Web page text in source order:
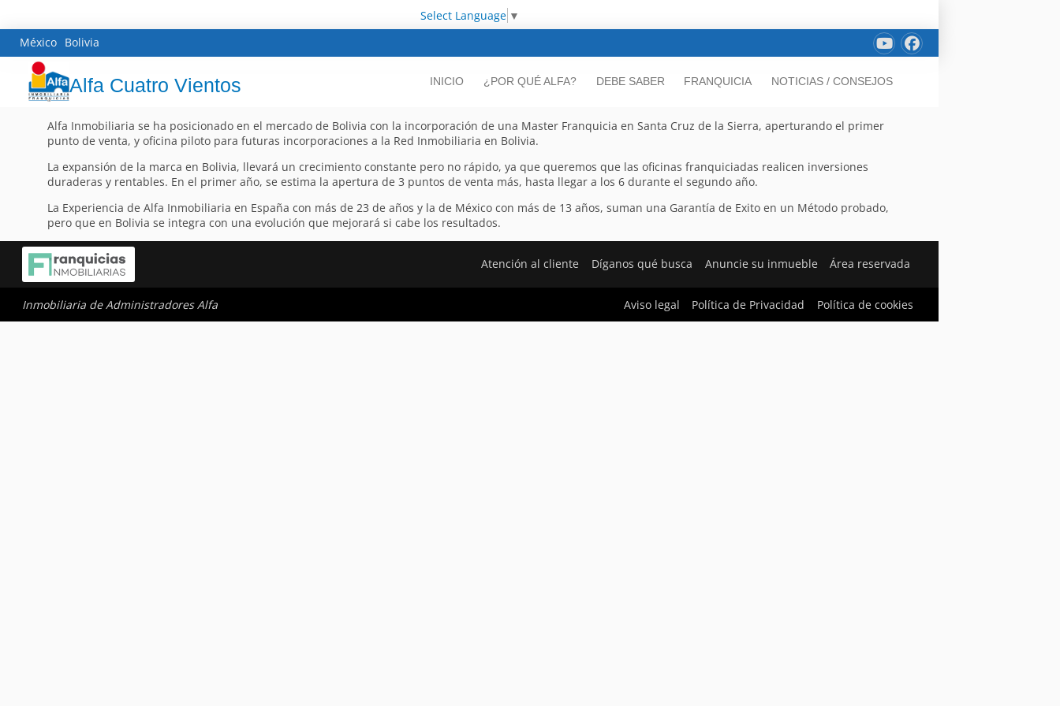
Select Language ▼
México Bolivia
Alfa Cuatro Vientos INICIO ¿POR QUÉ ALFA? DEBE SABER FRANQUICIA NOTICIAS / CONSEJOS
Alfa Inmobiliaria se ha posicionado en el mercado de Bolivia con la incorporación de una Master Franquicia en Santa Cruz de la Sierra, aperturando el primer
punto de venta, y oficina piloto para futuras incorporaciones a la Red Inmobiliaria en Bolivia.
La expansión de la marca en Bolivia, llevará un crecimiento constante pero no rápido, ya que queremos que las oficinas franquiciadas realicen inversiones
duraderas y rentables. En el primer año, se estima la apertura de 3 puntos de venta más, hasta llegar a los 6 durante el segundo año.
La Experiencia de Alfa Inmobiliaria en España con más de 23 de años y la de México con más de 13 años, suman una Garantía de Exito en un Método probado,
pero que en Bolivia se integra con una evolución que mejorará si cabe los resultados.
Atención al cliente Díganos qué busca Anuncie su inmueble Área reservada
Inmobiliaria de Administradores Alfa Aviso legal Política de Privacidad Política de cookies